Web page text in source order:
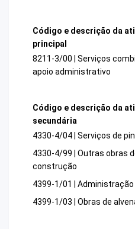
Código e descrição da
principal
8211-3/00 | Serviços
apoio administrativo
Código e descrição da
secundária
4330-4/04 | Serviços de
4330-4/99 | Outras obras
construção
4399-1/01 | Administração
4399-1/03 | Obras de